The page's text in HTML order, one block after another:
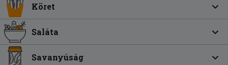
Köret
Saláta
Savanyúság